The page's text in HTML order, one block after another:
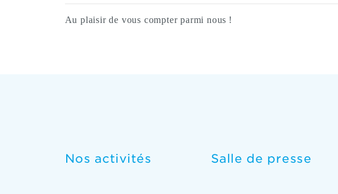
Au plaisir de vous compter parmi nous !
Nos activités Salle de presse